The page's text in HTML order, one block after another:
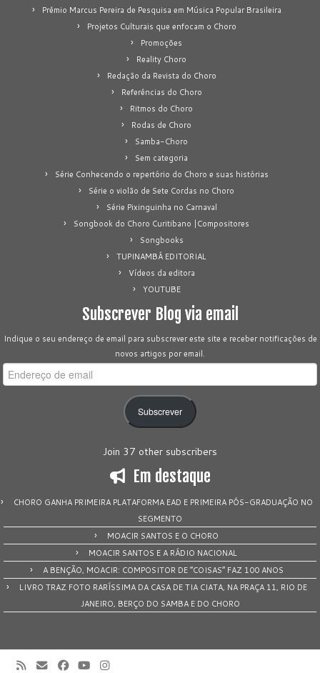
Prêmio Marcus Pereira de Pesquisa em Música Popular Brasileira
Projetos Culturais que enfocam o Choro
Promoções
Reality Choro
Redação da Revista do Choro
Referências do Choro
Ritmos do Choro
Rodas de Choro
Samba-Choro
Sem categoria
Série Conhecendo o repertório do Choro e suas histórias
Série o violão de Sete Cordas no Choro
Série Pixinguinha no Carnaval
Songbook do Choro Curitibano |Compositores
Songbooks
TUPINAMBÁ EDITORIAL
Vídeos da editora
YOUTUBE
Subscrever Blog via email
Indique o seu endereço de email para subscrever este site e receber notificações de
novos artigos por email.
Endereço
de
Subscrever
Join 37 other subscribers
Em destaque
CHORO GANHA PRIMEIRA PLATAFORMA EAD E PRIMEIRA PÓS-GRADUAÇÃO NO
SEGMENTO
MOACIR SANTOS E O CHORO
MOACIR SANTOS E A RÁDIO NACIONAL
A BENÇÃO, MOACIR: COMPOSITOR DE “COISAS” FAZ 100 ANOS
LIVRO TRAZ FOTO RARÍSSIMA DA CASA DE TIA CIATA, NA PRAÇA 11, RIO DE
JANEIRO, BERÇO DO SAMBA E DO CHORO